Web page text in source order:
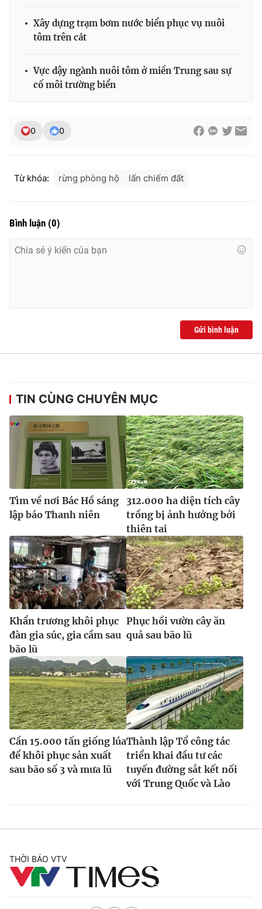
Giấy phép hoạt động báo in và báo điện tử số 483/GP-BTTTT
Phó Tổng Biên tập:
Tổng đài VTV:024.38 355 931 - 024.38 355 932
® Cấm sao chép dưới mọi hình thức nếu không có sự chấp
thuận bằng văn bản. Ghi rõ nguồn VTV.vn khi phát hành lại
thông tin từ website này.
Xây dựng trạm bơm nước biển phục vụ nuôi
tôm trên cát
Vực dậy ngành nuôi tôm ở miền Trung sau sự
cố môi trường biển
0 0
Từ khóa: rừng phòng hộ lấn chiếm đất
Bình luận (0)
Gửi bình luận
TIN CÙNG CHUYÊN MỤC
Tìm về nơi Bác Hồ sáng
lập báo Thanh niên
312.000 ha diện tích cây
trồng bị ảnh hưởng bởi
thiên tai
Khẩn trương khôi phục
đàn gia súc, gia cầm sau
bão lũ
Phục hồi vườn cây ăn
quả sau bão lũ
Cần 15.000 tấn giống lúa
để khôi phục sản xuất
sau bão số 3 và mưa lũ
Thành lập Tổ công tác
triển khai đầu tư các
tuyến đường sắt kết nối
với Trung Quốc và Lào
THỜI BÁO VTV